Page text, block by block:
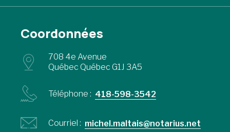
Coordonnées
708 4e Avenue
Québec Québec G1J 3A5
Téléphone : 418-598-3542
Courriel : michel.maltais@notarius.net